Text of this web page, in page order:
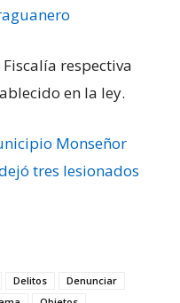
respectiva
en la ley.
Monseñor
tres lesionados
Delitos
Denunciar